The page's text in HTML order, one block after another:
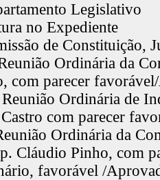
Legislativo
no Expediente
de Constituição,
Ordinária da
com parecer
Ordinária de
com parecer
Ordinária da
Cláudio Pinho, com
favorável /